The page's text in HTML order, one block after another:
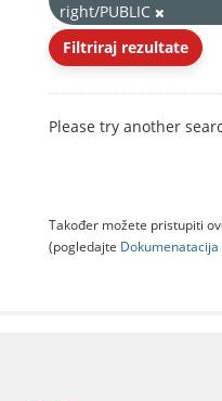
right/PUBLIC
Filtriraj rezultate
Please try another
Također možete pristupiti
(pogledajte Dokumenаtаcijа